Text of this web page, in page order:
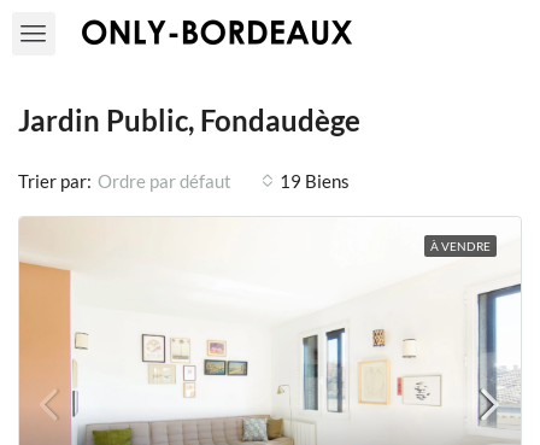
Jardin Public, Fondaudège
19 Biens
Trier par: Ordre par défaut
À VENDRE